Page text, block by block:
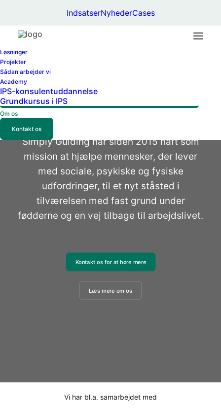
IndsatserNyhederCases
Løsninger
Projekter
Sådan arbejder vi
Academy
IPS-konsulentuddannelse
Grundkursus i IPS
Om os
Kontakt os
Vi hjælper mennesker
tilbage til arbejdslivet
Simply Guiding har siden 2015 haft som
mission at hjælpe mennesker, der lever
med sociale, psykiske og fysiske
udfordringer, til et nyt ståsted i
tilværelsen med fast grund under
fødderne og en vej tilbage til arbejdslivet.
Kontakt os for at høre mere
Læs mere om os
Vi har bl.a. samarbejdet med